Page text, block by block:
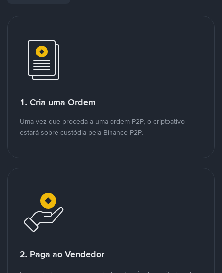
1. Cria uma Ordem
Uma vez que proceda a uma ordem P2P, o criptoativo
estará sobre custódia pela Binance P2P.
2. Paga ao Vendedor